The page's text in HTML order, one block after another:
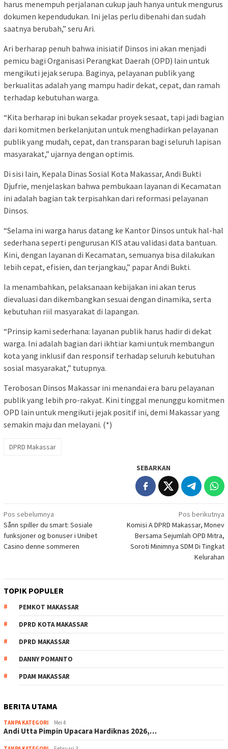
harus menempuh perjalanan cukup jauh hanya untuk mengurus
dokumen kependudukan. Ini jelas perlu dibenahi dan sudah
saatnya berubah,” seru Ari.
Ari berharap penuh bahwa inisiatif Dinsos ini akan menjadi
pemicu bagi Organisasi Perangkat Daerah (OPD) lain untuk
mengikuti jejak serupa. Baginya, pelayanan publik yang
berkualitas adalah yang mampu hadir dekat, cepat, dan ramah
terhadap kebutuhan warga.
“Kita berharap ini bukan sekadar proyek sesaat, tapi jadi bagian
dari komitmen berkelanjutan untuk menghadirkan pelayanan
publik yang mudah, cepat, dan transparan bagi seluruh lapisan
masyarakat,” ujarnya dengan optimis.
Di sisi lain, Kepala Dinas Sosial Kota Makassar, Andi Bukti
Djufrie, menjelaskan bahwa pembukaan layanan di Kecamatan
ini adalah bagian tak terpisahkan dari reformasi pelayanan
Dinsos.
“Selama ini warga harus datang ke Kantor Dinsos untuk hal-hal
sederhana seperti pengurusan KIS atau validasi data bantuan.
Kini, dengan layanan di Kecamatan, semuanya bisa dilakukan
lebih cepat, efisien, dan terjangkau,” papar Andi Bukti.
Ia menambahkan, pelaksanaan kebijakan ini akan terus
dievaluasi dan dikembangkan sesuai dengan dinamika, serta
kebutuhan riil masyarakat di lapangan.
“Prinsip kami sederhana: layanan publik harus hadir di dekat
warga. Ini adalah bagian dari ikhtiar kami untuk membangun
kota yang inklusif dan responsif terhadap seluruh kebutuhan
sosial masyarakat,” tutupnya.
Terobosan Dinsos Makassar ini menandai era baru pelayanan
publik yang lebih pro-rakyat. Kini tinggal menunggu komitmen
OPD lain untuk mengikuti jejak positif ini, demi Makassar yang
semakin maju dan melayani. (*)
DPRD Makassar
SEBARKAN
Navigasi
pos
Pos sebelumnya
Sånn spiller du smart: Sosiale
funksjoner og bonuser i Unibet
Casino denne sommeren
Pos berikutnya
Komisi A DPRD Makassar, Monev
Bersama Sejumlah OPD Mitra,
Soroti Minimnya SDM Di Tingkat
Kelurahan
TOPIK POPULER
PEMKOT MAKASSAR
DPRD KOTA MAKASSAR
DPRD MAKASSAR
DANNY POMANTO
PDAM MAKASSAR
BERITA UTAMA
TANPA KATEGORI Mei 4
Andi Utta Pimpin Upacara Hardiknas 2026,…